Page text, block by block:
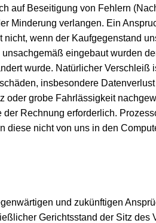
auf Beseitigung von Fehlern
Minderung verlangen. Ein
wenn der Kaufgegenstand
eingebaut wurden
wurde. Natürlicher Verschleiß
insbesondere
oder grobe Fahrlässigkeit
Rechnung erforderlich.
diese nicht von uns in den
und zukünftigen
Gerichtsstand der Sitz des